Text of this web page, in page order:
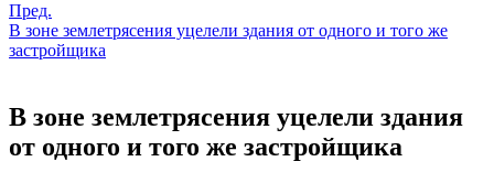
Пред.
В зоне землетрясения уцелели здания от одного и того же
застройщика
В зоне землетрясения уцелели здания
от одного и того же застройщика